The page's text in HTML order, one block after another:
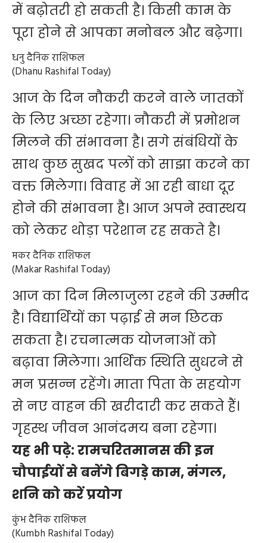
में बढ़ोतरी हो सकती है। किसी काम के
पूरा होने से आपका मनोबल और बढ़ेगा।
धनु दैनिक राशिफल
(Dhanu Rashifal Today)
आज के दिन नौकरी करने वाले जातकों
के लिए अच्छा रहेगा। नौकरी में प्रमोशन
मिलने की संभावना है। सगे संबंधियों के
साथ कुछ सुखद पलों को साझा करने का
वक्त मिलेगा। विवाह में आ रही बाधा दूर
होने की संभावना है। आज अपने स्वास्थय
को लेकर थोड़ा परेशान रह सकते है।
मकर दैनिक राशिफल
(Makar Rashifal Today)
आज का दिन मिलाजुला रहने की उम्मीद
है। विद्यार्थियों का पढ़ाई से मन छिटक
सकता है। रचनात्मक योजनाओं को
बढ़ावा मिलेगा। आर्थिक स्थिति सुधरने से
मन प्रसन्न रहेंगे। माता पिता के सहयोग
से नए वाहन की खरीदारी कर सकते हैं।
गृहस्थ जीवन आनंदमय बना रहेगा।
यह भी पढ़े:रामचरितमानस की इन
चौपाईयों से बनेंगे बिगड़े काम, मंगल,
शनि को करें प्रयोग
कुंभ दैनिक राशिफल
(Kumbh Rashifal Today)